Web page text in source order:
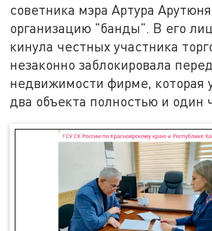
советника мэра Артура
организацию "банды". В его
кинула честных участника
незаконно заблокировала
недвижимости фирме, которая
два объекта полностью и один